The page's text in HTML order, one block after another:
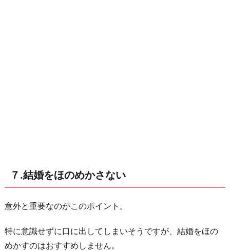
７.結婚をほのめかさない
意外と重要なのがこのポイント。
特に意識せずに口に出してしまいそうですが、結婚をほの
めかすのはおすすめしません。